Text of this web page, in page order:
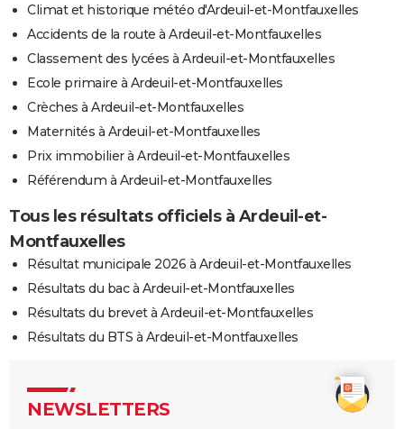
Climat et historique météo d'Ardeuil-et-Montfauxelles
Accidents de la route à Ardeuil-et-Montfauxelles
Classement des lycées à Ardeuil-et-Montfauxelles
Ecole primaire à Ardeuil-et-Montfauxelles
Crèches à Ardeuil-et-Montfauxelles
Maternités à Ardeuil-et-Montfauxelles
Prix immobilier à Ardeuil-et-Montfauxelles
Référendum à Ardeuil-et-Montfauxelles
Tous les résultats officiels à Ardeuil-et-
Montfauxelles
Résultat municipale 2026 à Ardeuil-et-Montfauxelles
Résultats du bac à Ardeuil-et-Montfauxelles
Résultats du brevet à Ardeuil-et-Montfauxelles
Résultats du BTS à Ardeuil-et-Montfauxelles
NEWSLETTERS